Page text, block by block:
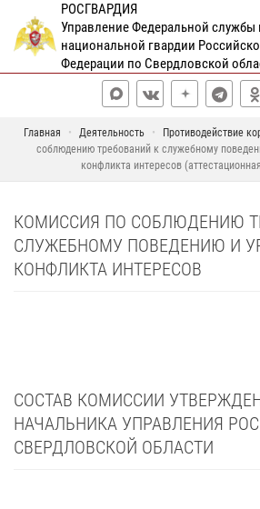
РОСГВАРДИЯ
Управление Федеральной службы
национальной гвардии
Федерации по Свердловской
Главная Деятельность Противодействие
соблюдению требований к служебному
конфликта интересов
КОМИССИЯ ПО СОБЛЮДЕНИЮ
СЛУЖЕБНОМУ ПОВЕДЕНИЮ И
КОНФЛИКТА ИНТЕРЕСОВ
СОСТАВ КОМИССИИ
НАЧАЛЬНИКА УПРАВЛЕНИЯ
СВЕРДЛОВСКОЙ ОБЛАСТИ